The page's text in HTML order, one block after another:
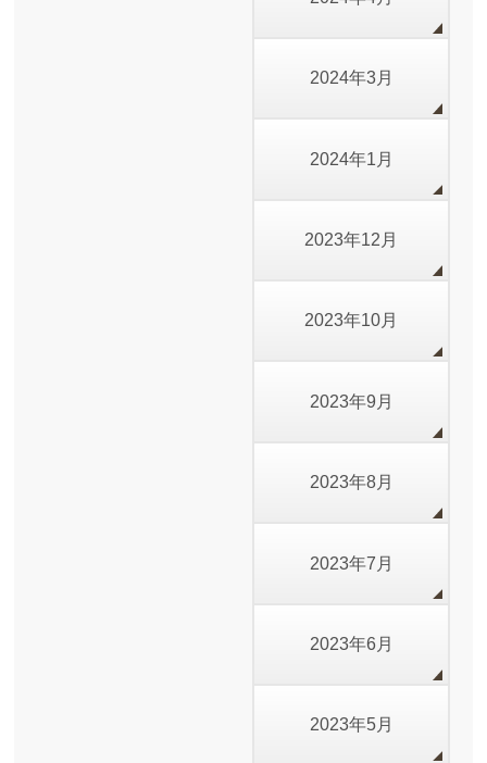
2024年3月
2024年1月
2023年12月
2023年10月
2023年9月
2023年8月
2023年7月
2023年6月
2023年5月